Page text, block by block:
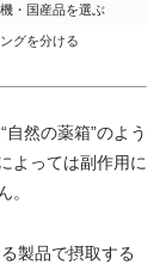
・ 国産品を選ぶ
グを分ける
自然の薬箱”のよう
よっては副作用に
。
製品で摂取する